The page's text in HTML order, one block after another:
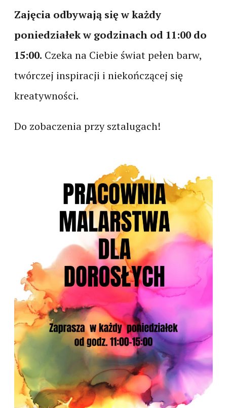
Zajęcia odbywają się w każdy
poniedziałek w godzinach od 11:00 do
15:00. Czeka na Ciebie świat pełen barw,
twórczej inspiracji i niekończącej się
kreatywności.
Do zobaczenia przy sztalugach!